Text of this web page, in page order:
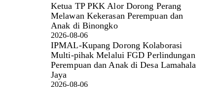
Ketua TP PKK Alor Dorong Perang
Melawan Kekerasan Perempuan dan
Anak di Binongko
2026-08-06
IPMAL-Kupang Dorong Kolaborasi
Multi-pihak Melalui FGD Perlindungan
Perempuan dan Anak di Desa Lamahala
Jaya
2026-08-06